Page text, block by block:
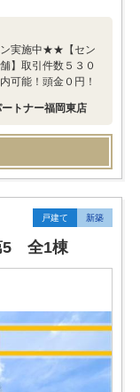
実施中★★【セン
】取引件数５３０
可能！頭金０円！
トナー福岡東店
戸建て 新築
5 全1棟